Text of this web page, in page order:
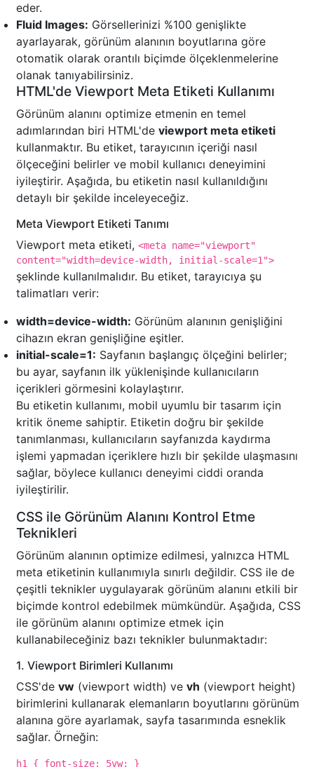
eder.
Fluid Images: Görsellerinizi %100 genişlikte
ayarlayarak, görünüm alanının boyutlarına göre
otomatik olarak orantılı biçimde ölçeklenmelerine
olanak tanıyabilirsiniz.
HTML'de Viewport Meta Etiketi Kullanımı
Görünüm alanını optimize etmenin en temel
adımlarından biri HTML'de viewport meta etiketi
kullanmaktır. Bu etiket, tarayıcının içeriği nasıl
ölçeceğini belirler ve mobil kullanıcı deneyimini
iyileştirir. Aşağıda, bu etiketin nasıl kullanıldığını
detaylı bir şekilde inceleyeceğiz.
Meta Viewport Etiketi Tanımı
Viewport meta etiketi, <meta name="viewport"
content="width=device-width, initial-scale=1">
şeklinde kullanılmalıdır. Bu etiket, tarayıcıya şu
talimatları verir:
width=device-width: Görünüm alanının genişliğini
cihazın ekran genişliğine eşitler.
initial-scale=1: Sayfanın başlangıç ölçeğini belirler;
bu ayar, sayfanın ilk yüklenişinde kullanıcıların
içerikleri görmesini kolaylaştırır.
Bu etiketin kullanımı, mobil uyumlu bir tasarım için
kritik öneme sahiptir. Etiketin doğru bir şekilde
tanımlanması, kullanıcıların sayfanızda kaydırma
işlemi yapmadan içeriklere hızlı bir şekilde ulaşmasını
sağlar, böylece kullanıcı deneyimi ciddi oranda
iyileştirilir.
CSS ile Görünüm Alanını Kontrol Etme
Teknikleri
Görünüm alanının optimize edilmesi, yalnızca HTML
meta etiketinin kullanımıyla sınırlı değildir. CSS ile de
çeşitli teknikler uygulayarak görünüm alanını etkili bir
biçimde kontrol edebilmek mümkündür. Aşağıda, CSS
ile görünüm alanını optimize etmek için
kullanabileceğiniz bazı teknikler bulunmaktadır:
1. Viewport Birimleri Kullanımı
CSS'de vw (viewport width) ve vh (viewport height)
birimlerini kullanarak elemanların boyutlarını görünüm
alanına göre ayarlamak, sayfa tasarımında esneklik
sağlar. Örneğin:
h1 { font-size: 5vw; }